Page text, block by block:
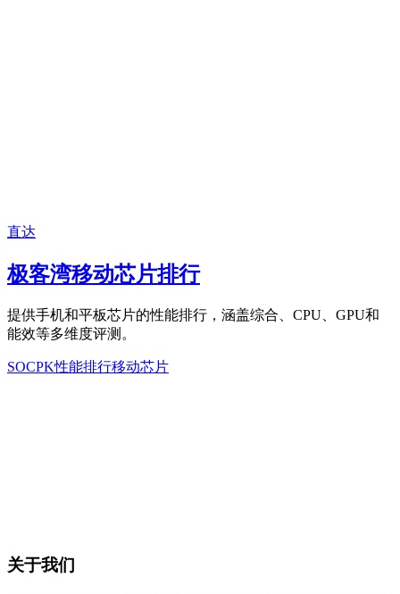
直达
极客湾移动芯片排行
提供手机和平板芯片的性能排行，涵盖综合、CPU、GPU和
能效等多维度评测。
SOCPK性能排行移动芯片
关于我们